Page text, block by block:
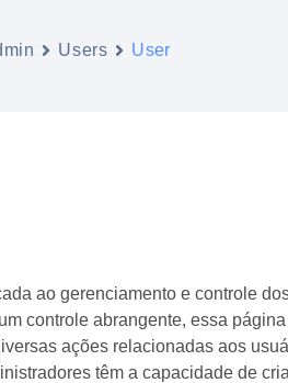
Users User
ao gerenciamento e controle
controle abrangente, essa
ações relacionadas aos
têm a capacidade de